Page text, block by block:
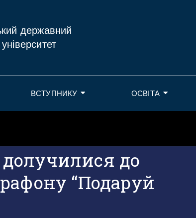
державний
ВСТУПНИКУ ОСВІТА
до
“Подаруй